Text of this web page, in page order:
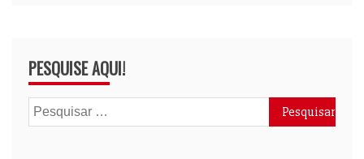
PESQUISE AQUI!
Pesquisar
por: